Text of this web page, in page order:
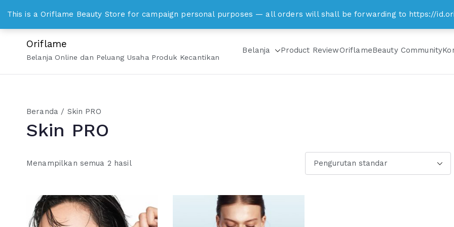
This is a Oriflame Beauty Store for campaign personal purposes — all orders will shall be forwarding to https://
WhatsApp 0813 8328 1000 bisniskosmetika@gmail.com
Oriflame
Belanja Online dan Peluang Usaha Produk Kecantikan
Belanja Product ReviewOriflameBeauty Community
Beranda / Skin PRO
Skin PRO
Menampilkan semua 2 hasil